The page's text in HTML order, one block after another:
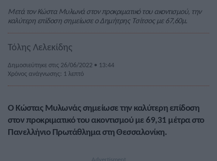
Μετά τον Κώστα Μυλωνά στον προκριματικό του ακοντισμού, την
καλύτερη επίδοση σημείωσε ο Δημήτρης Τσίτσος με 67,60μ.
Τόλης Λελεκίδης
Δημοσιεύτηκε στις 26/06/2022 • 13:44
Χρόνος ανάγνωσης: 1 λεπτό
Ο Κώστας Μυλωνάς σημείωσε την καλύτερη επίδοση
στον προκριματικό του ακοντισμού με 69,31 μέτρα στο
Πανελλήνιο Πρωτάθλημα στη Θεσσαλονίκη.